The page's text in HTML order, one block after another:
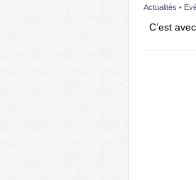
Actualités •
C’est